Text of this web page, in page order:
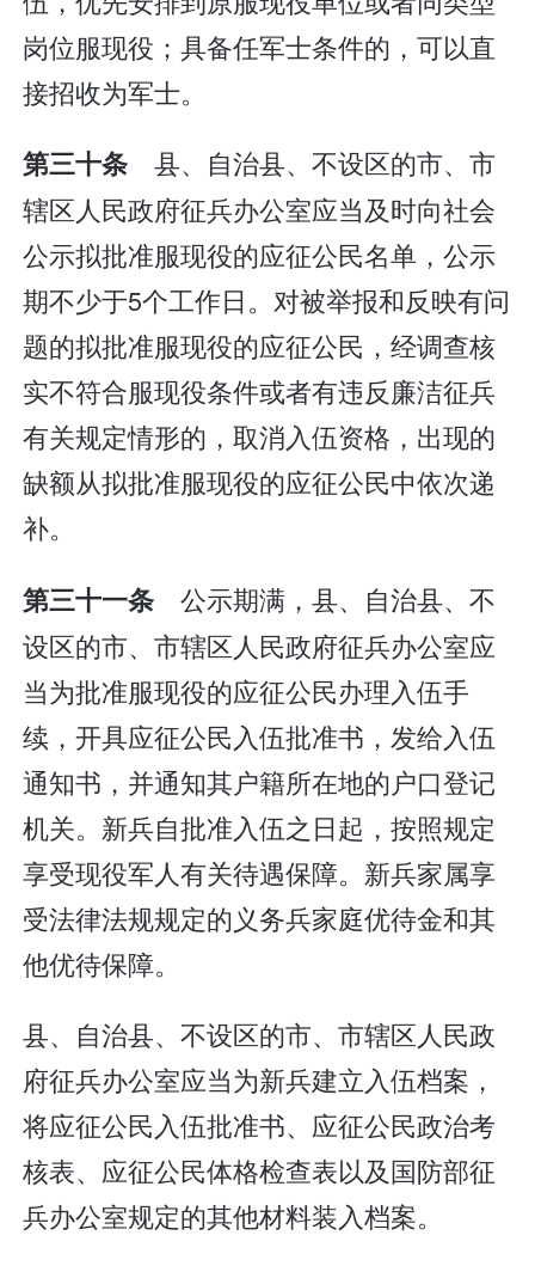
岗位服现役；具备任军士条件的，可以直
接招收为军士。
第三十条 县、自治县、不设区的市、市
辖区人民政府征兵办公室应当及时向社会
公示拟批准服现役的应征公民名单，公示
期不少于5个工作日。对被举报和反映有问
题的拟批准服现役的应征公民，经调查核
实不符合服现役条件或者有违反廉洁征兵
有关规定情形的，取消入伍资格，出现的
缺额从拟批准服现役的应征公民中依次递
补。
第三十一条 公示期满，县、自治县、不
设区的市、市辖区人民政府征兵办公室应
当为批准服现役的应征公民办理入伍手
续，开具应征公民入伍批准书，发给入伍
通知书，并通知其户籍所在地的户口登记
机关。新兵自批准入伍之日起，按照规定
享受现役军人有关待遇保障。新兵家属享
受法律法规规定的义务兵家庭优待金和其
他优待保障。
县、自治县、不设区的市、市辖区人民政
府征兵办公室应当为新兵建立入伍档案，
将应征公民入伍批准书、应征公民政治考
核表、应征公民体格检查表以及国防部征
兵办公室规定的其他材料装入档案。